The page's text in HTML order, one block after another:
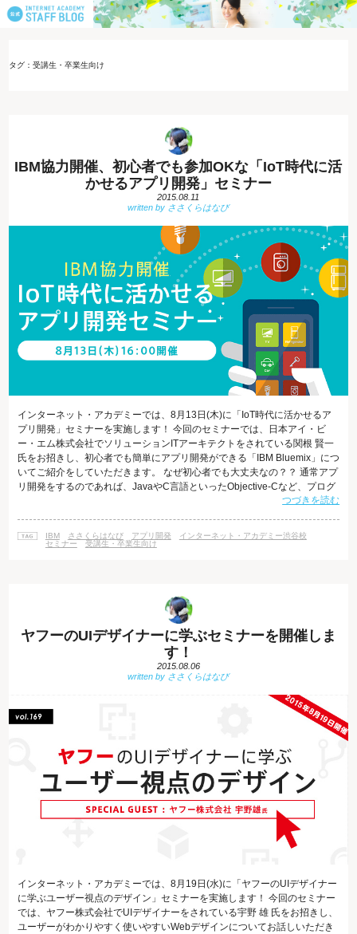
タグ：受講生・卒業生向け
IBM協力開催、初心者でも参加OKな「IoT時代に活
かせるアプリ開発」セミナー
2015.08.11
インターネット・アカデミーでは、8月13日(木)に「IoT時代に活かせるア
プリ開発」セミナーを実施します！ 今回のセミナーでは、日本アイ・ビ
ー・エム株式会社でソリューションITアーキテクトをされている関根 賢一
氏をお招きし、初心者でも簡単にアプリ開発ができる「IBM Bluemix」につ
いてご紹介をしていただきます。 なぜ初心者でも大丈夫なの？？ 通常アプ
リ開発をするのであれば、JavaやC言語といったObjective-Cなど、プログ
ラム言語の知識を習得する必要があります。 しかし、今回のセミナーで紹
アプリ開発なので、特別な知識を必要とせずにアプリ開発を行うことがで
きます。 具体的には、「IBM Bluemi
つづきを読む
IBM ささくらはなび アプリ開発
インターネット・アカデミー渋谷校
セミナー
受講生・卒業生向け
ヤフーのUIデザイナーに学ぶセミナーを開催しま
す！
2015.08.06
インターネット・アカデミーでは、8月19日(水)に「ヤフーのUIデザイナー
に学ぶユーザー視点のデザイン」セミナーを実施します！ 今回のセミナー
では、ヤフー株式会社でUIデザイナーをされている宇野 雄 氏をお招きし、
ユーザーがわかりやすく使いやすいWebデザインについてお話しいただき